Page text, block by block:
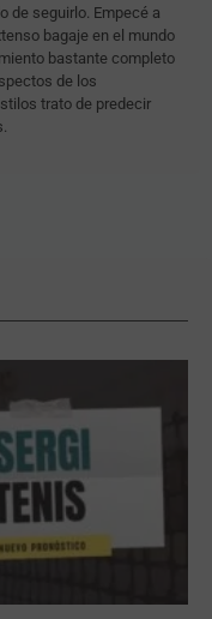
de seguirlo. Empecé a
bagaje en el mundo
bastante completo
de los
trato de predecir